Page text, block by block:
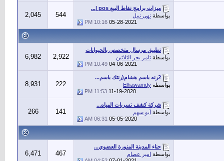
ميزات برامج نقاط البيع pos |...
بواسطة نهى نبيل
05-28-2021
10:16 PM
544
2,045
تطبيق مرسال متخصص بالحيوانات
بواسطة تامر بحر الثلاثين
04-06-2021
10:49 PM
2,922
6,982
2رنه باسم هشام(رنتك باسم...
بواسطة Elhawamdy
11-19-2020
11:53 PM
222
8,931
شركة كشف تسربات المياه...
بواسطة أبو سهم
05-05-2020
06:31 AM
141
266
حناء المدينة المنورة العضوي...
بواسطة امير عصام
467
6,471